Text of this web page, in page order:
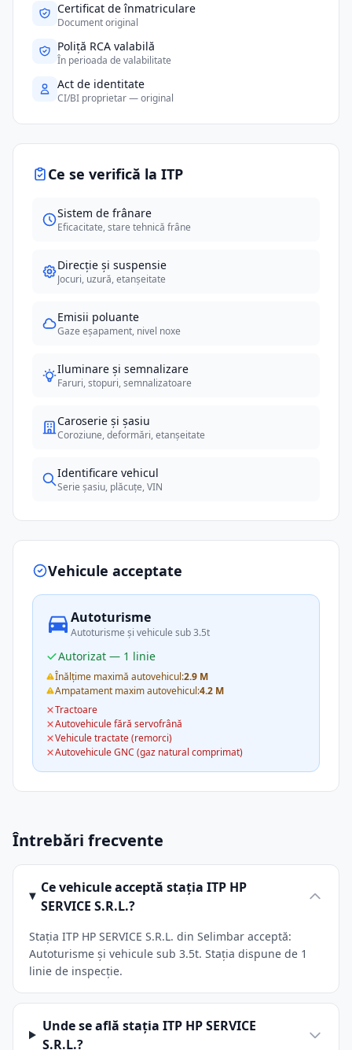
Certificat de înmatriculare
Document original
Poliță RCA valabilă
În perioada de valabilitate
Act de identitate
CI/BI proprietar — original
Ce se verifică la ITP
Sistem de frânare
Eficacitate, stare tehnică frâne
Direcție și suspensie
Jocuri, uzură, etanșeitate
Emisii poluante
Gaze eșapament, nivel noxe
Iluminare și semnalizare
Faruri, stopuri, semnalizatoare
Caroserie și șasiu
Coroziune, deformări, etanșeitate
Identificare vehicul
Serie șasiu, plăcuțe, VIN
Vehicule acceptate
Autoturisme
Autoturisme și vehicule sub 3.5t
Autorizat — 1 linie
Înălțime maximă autovehicul:2.9 M
Ampatament maxim autovehicul:4.2 M
Tractoare
Autovehicule fără servofrână
Vehicule tractate (remorci)
Autovehicule GNC (gaz natural comprimat)
Întrebări frecvente
Ce vehicule acceptă stația ITP HP
SERVICE S.R.L.?
Stația ITP HP SERVICE S.R.L. din Selimbar acceptă:
Autoturisme și vehicule sub 3.5t. Stația dispune de 1
linie de inspecție.
Unde se află stația ITP HP SERVICE
S.R.L.?